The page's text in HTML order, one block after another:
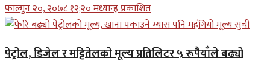
फाल्गुन २०, २०७८ १२;२० मध्यान्ह प्रकाशित
पेट्रोल, डिजेल र मट्टितेलको मूल्य प्रतिलिटर ५ रूपैयाँले बढ्यो